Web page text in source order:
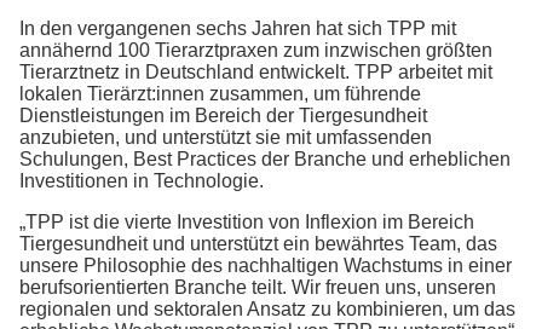
In den vergangenen sechs Jahren hat sich TPP mit
annähernd 100 Tierarztpraxen zum inzwischen größten
Tierarztnetz in Deutschland entwickelt. TPP arbeitet mit
lokalen Tierärzt:innen zusammen, um führende
Dienstleistungen im Bereich der Tiergesundheit
anzubieten, und unterstützt sie mit umfassenden
Schulungen, Best Practices der Branche und erheblichen
Investitionen in Technologie.
„TPP ist die vierte Investition von Inflexion im Bereich
Tiergesundheit und unterstützt ein bewährtes Team, das
unsere Philosophie des nachhaltigen Wachstums in einer
berufsorientierten Branche teilt. Wir freuen uns, unseren
regionalen und sektoralen Ansatz zu kombinieren, um das